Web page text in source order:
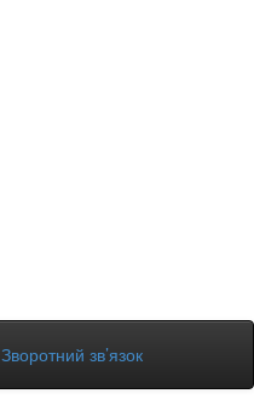
Зворотний зв’язок